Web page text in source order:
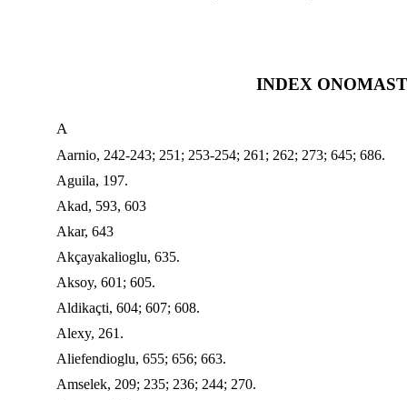
INDEX
A
Aarnio, 242-243; 251; 253-254; 261; 262; 273; 645; 686.
Aguila, 197.
Akad, 593, 603
Akar, 643
Akçayakalioglu, 635.
Aksoy, 601; 605.
Aldikaçti, 604; 607; 608.
Alexy, 261.
Aliefendioglu, 655; 656; 663.
Amselek, 209; 235; 236; 244; 270.